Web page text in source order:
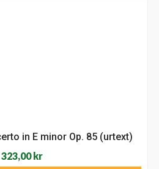
in E minor Op. 85 (urtext)
323,00 kr